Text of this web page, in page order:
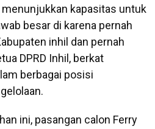
kapasitas untuk
besar di karena pernah
inhil dan pernah
DPRD Inhil, berkat
berbagai posisi
ini, pasangan calon Ferry